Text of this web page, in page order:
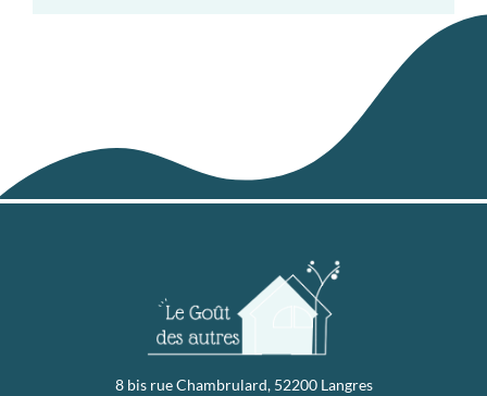
8 bis rue Chambrulard, 52200 Langres